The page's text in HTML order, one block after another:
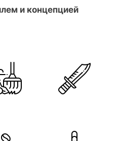
и концепцией